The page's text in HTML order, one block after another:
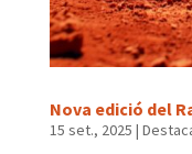
Nova edició del
15 set., 2025 |